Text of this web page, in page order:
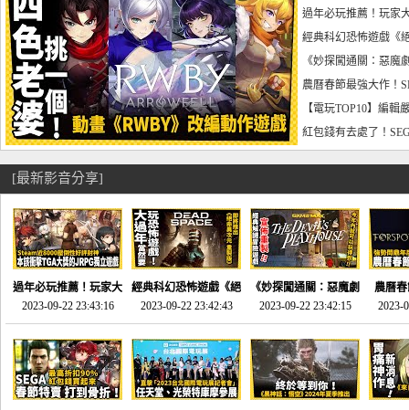
曝光_電玩宅速配
過年必玩推薦！玩家
宅速配20230126
經典科幻恐怖遊戲《
懼體驗-電玩宅速配
《妙探闖通關：惡
到!!-電玩宅速配
農曆春節最強大作！
電玩宅速配20230123
【電玩TOP10】編
了，封面圖直接雷你
紅包錢有去處了！
宅速配20230119
[最新影音分享]
過年必玩推薦！玩家大
推的JRPG神作《神之
天平》介紹！-電玩宅
速配20230126
2023-09-22 23:43:16
經典科幻恐怖遊戲《絕
命異次元 重製版》重
回「石村號」的恐懼體
驗-電玩宅速配
20230125
2023-09-22 23:42:43
《妙探闖通關：惡魔劇
場》將推出「重製
版」!!!今年就能玩到!!-
電玩宅速配20230124
2023-09-22 23:42:15
農曆
SE社
動作角
電玩宅
2023-